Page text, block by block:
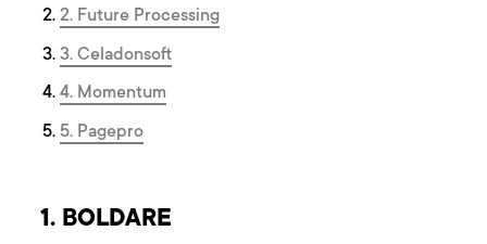
2. Future Processing
3. Celadonsoft
4. Momentum
5. Pagepro
1. BOLDARE